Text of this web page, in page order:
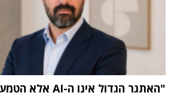
"האתגר הגדול אינו ה-AI אלא הטמעתה בארגון"